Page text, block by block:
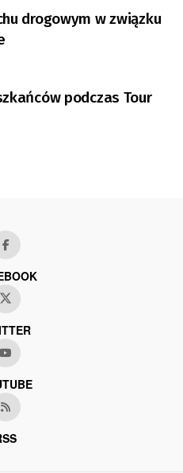
drogowym w związku
podczas Tour